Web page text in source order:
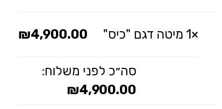
×1 מיטה דגם "כיס" ₪4,900.00
סה״כ לפני משלוח:
₪4,900.00